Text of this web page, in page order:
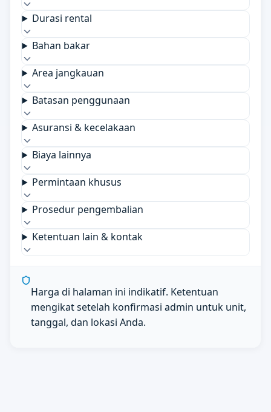
Durasi rental
Bahan bakar
Area jangkauan
Batasan penggunaan
Asuransi & kecelakaan
Biaya lainnya
Permintaan khusus
Prosedur pengembalian
Ketentuan lain & kontak
Harga di halaman ini indikatif. Ketentuan
mengikat setelah konfirmasi admin untuk unit,
tanggal, dan lokasi Anda.